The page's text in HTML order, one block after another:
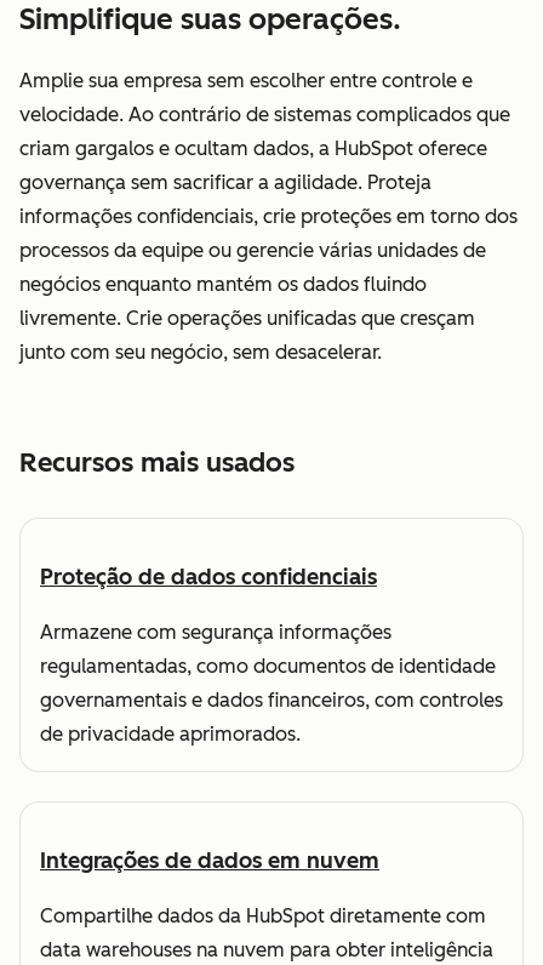
Simplifique suas operações.
Amplie sua empresa sem escolher entre controle e
velocidade. Ao contrário de sistemas complicados que
criam gargalos e ocultam dados, a HubSpot oferece
governança sem sacrificar a agilidade. Proteja
informações confidenciais, crie proteções em torno dos
processos da equipe ou gerencie várias unidades de
negócios enquanto mantém os dados fluindo
livremente. Crie operações unificadas que cresçam
junto com seu negócio, sem desacelerar.
Recursos mais usados
Proteção de dados confidenciais
Armazene com segurança informações
regulamentadas, como documentos de identidade
governamentais e dados financeiros, com controles
de privacidade aprimorados.
Integrações de dados em nuvem
Compartilhe dados da HubSpot diretamente com
data warehouses na nuvem para obter inteligência